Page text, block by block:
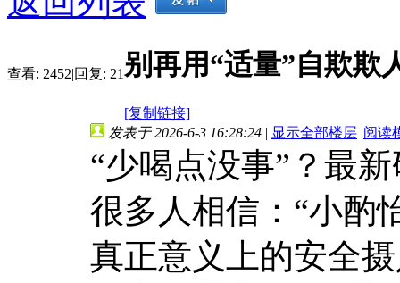
查看: 2452|回复: 21 别再用“适量”自欺欺
[复制链接]
发表于 2026-6-3 16:28:24 | 显示全部楼层 |阅读
“少喝点没事”？最
很多人相信：“小酌
真正意义上的安全